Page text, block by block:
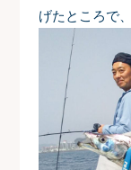
げたところで